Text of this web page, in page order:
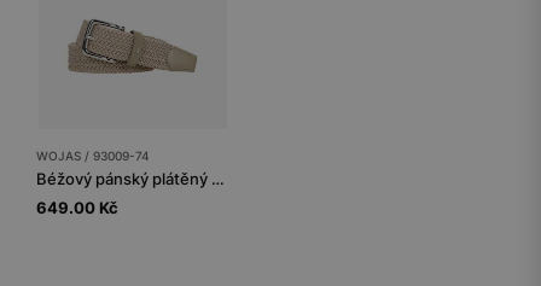
WOJAS / 93009-74
Béžový pánský plátěný pásek se stříbrnou sponou
649.00 Kč